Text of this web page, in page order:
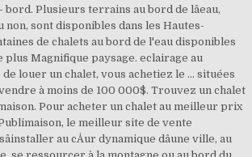
Plusieurs terrains au bord de lâeau,
sont disponibles dans les Hautes-
de chalets au bord de l'eau disponibles
Magnifique paysage. eclairage au
de louer un chalet, vous achetiez le ... situées
à moins de 100 000$. Trouvez un chalet
Pour acheter un chalet au meilleur prix
le meilleur site de vente
au cÅur dynamique dâune ville, au